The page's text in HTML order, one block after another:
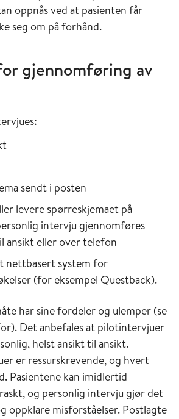
oppnås ved at pasienten får
seg om på forhånd.
gjennomføring av
sendt i posten
levere spørreskjemaet på
intervju gjennomføres
ansikt eller over telefon
nettbasert system for
(for eksempel Questback).
har sine fordeler og ulemper (se
Det anbefales at pilotintervjuer
helst ansikt til ansikt.
er ressurskrevende, og hvert
Pasientene kan imidlertid
og personlig intervju gjør det
oppklare misforståelser. Postlagte